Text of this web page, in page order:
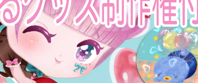
ード制作・PRイベント）
ラムカード＆ステッカー制作・PRイベント）